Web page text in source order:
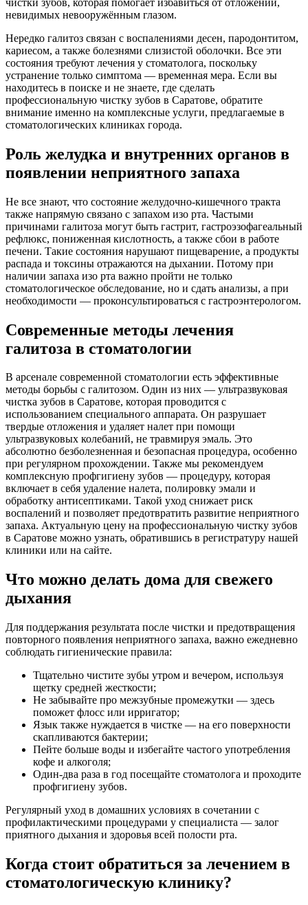
невидимых невооружённым глазом.
Нередко галитоз связан с воспалениями десен, пародонтитом,
кариесом, а также болезнями слизистой оболочки. Все эти
состояния требуют лечения у стоматолога, поскольку
устранение только симптома — временная мера. Если вы
находитесь в поиске и не знаете, где сделать
профессиональную чистку зубов в Саратове, обратите
внимание именно на комплексные услуги, предлагаемые в
стоматологических клиниках города.
Роль желудка и внутренних органов в
появлении неприятного запаха
Не все знают, что состояние желудочно-кишечного тракта
также напрямую связано с запахом изо рта. Частыми
причинами галитоза могут быть гастрит, гастроэзофагеальный
рефлюкс, пониженная кислотность, а также сбои в работе
печени. Такие состояния нарушают пищеварение, а продукты
распада и токсины отражаются на дыхании. Потому при
наличии запаха изо рта важно пройти не только
стоматологическое обследование, но и сдать анализы, а при
необходимости — проконсультироваться с гастроэнтерологом.
Современные методы лечения
галитоза в стоматологии
В арсенале современной стоматологии есть эффективные
методы борьбы с галитозом. Один из них — ультразвуковая
чистка зубов в Саратове, которая проводится с
использованием специального аппарата. Он разрушает
твердые отложения и удаляет налет при помощи
ультразвуковых колебаний, не травмируя эмаль. Это
абсолютно безболезненная и безопасная процедура, особенно
при регулярном прохождении. Также мы рекомендуем
комплексную профгигиену зубов — процедуру, которая
включает в себя удаление налета, полировку эмали и
обработку антисептиками. Такой уход снижает риск
воспалений и позволяет предотвратить развитие неприятного
запаха. Актуальную цену на профессиональную чистку зубов
в Саратове можно узнать, обратившись в регистратуру нашей
клиники или на сайте.
Что можно делать дома для свежего
дыхания
Для поддержания результата после чистки и предотвращения
повторного появления неприятного запаха, важно ежедневно
соблюдать гигиенические правила:
Тщательно чистите зубы утром и вечером, используя
щетку средней жесткости;
Не забывайте про межзубные промежутки — здесь
поможет флосс или ирригатор;
Язык также нуждается в чистке — на его поверхности
скапливаются бактерии;
Пейте больше воды и избегайте частого употребления
кофе и алкоголя;
Один-два раза в год посещайте стоматолога и проходите
профгигиену зубов.
Регулярный уход в домашних условиях в сочетании с
профилактическими процедурами у специалиста — залог
приятного дыхания и здоровья всей полости рта.
Когда стоит обратиться за лечением в
стоматологическую клинику?